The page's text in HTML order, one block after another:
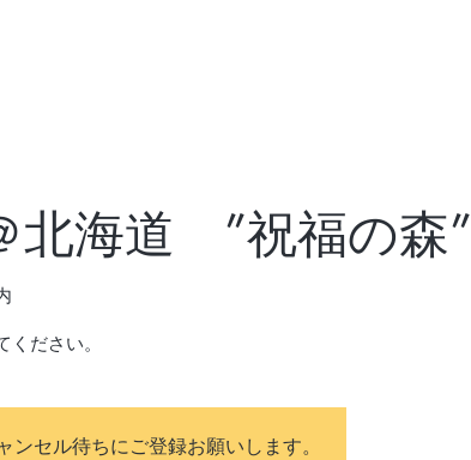
海道 ”祝福の森”
ンセル待ちにご登録お願いします。